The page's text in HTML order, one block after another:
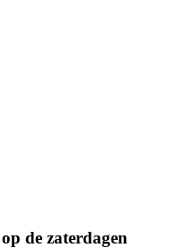
de zaterdagen